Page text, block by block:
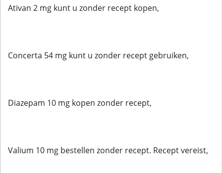
Ativan 2 mg kunt u zonder recept kopen,
Concerta 54 mg kunt u zonder recept gebruiken,
Diazepam 10 mg kopen zonder recept,
Valium 10 mg bestellen zonder recept. Recept vereist,